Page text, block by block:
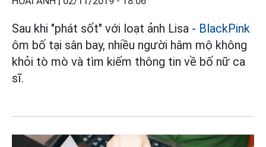
Sau khi "phát sốt" với loạt ảnh Lisa - BlackPink
ôm bố tại sân bay, nhiều người hâm mộ không
khỏi tò mò và tìm kiếm thông tin về bố nữ ca
sĩ.